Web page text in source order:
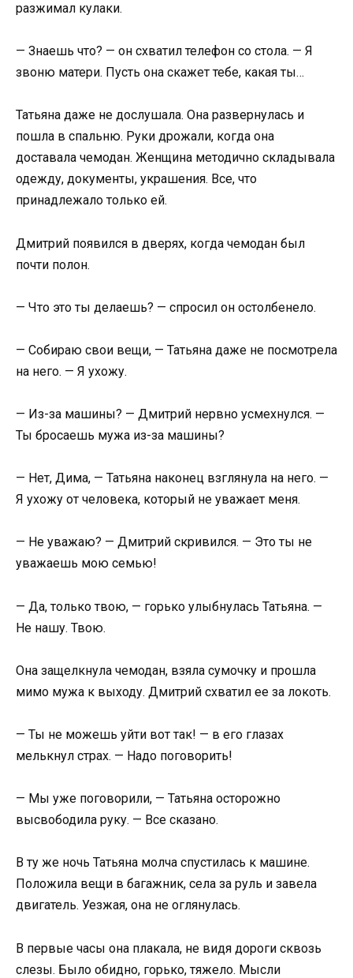
разжимал кулаки.
— Знаешь что? — он схватил телефон со стола. — Я
звоню матери. Пусть она скажет тебе, какая ты…
Татьяна даже не дослушала. Она развернулась и
пошла в спальню. Руки дрожали, когда она
доставала чемодан. Женщина методично складывала
одежду, документы, украшения. Все, что
принадлежало только ей.
Дмитрий появился в дверях, когда чемодан был
почти полон.
— Что это ты делаешь? — спросил он остолбенело.
— Собираю свои вещи, — Татьяна даже не посмотрела
на него. — Я ухожу.
— Из-за машины? — Дмитрий нервно усмехнулся. —
Ты бросаешь мужа из-за машины?
— Нет, Дима, — Татьяна наконец взглянула на него. —
Я ухожу от человека, который не уважает меня.
— Не уважаю? — Дмитрий скривился. — Это ты не
уважаешь мою семью!
— Да, только твою, — горько улыбнулась Татьяна. —
Не нашу. Твою.
Она защелкнула чемодан, взяла сумочку и прошла
мимо мужа к выходу. Дмитрий схватил ее за локоть.
— Ты не можешь уйти вот так! — в его глазах
мелькнул страх. — Надо поговорить!
— Мы уже поговорили, — Татьяна осторожно
высвободила руку. — Все сказано.
В ту же ночь Татьяна молча спустилась к машине.
Положила вещи в багажник, села за руль и завела
двигатель. Уезжая, она не оглянулась.
В первые часы она плакала, не видя дороги сквозь
слезы. Было обидно, горько, тяжело. Мысли